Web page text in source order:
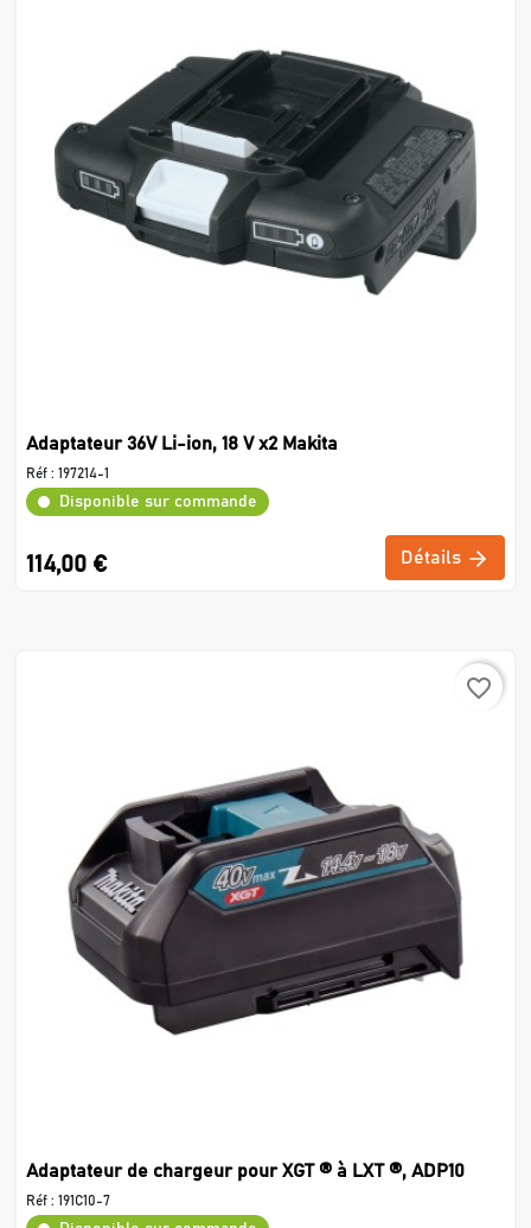
Adaptateur 36V Li-ion, 18 V x2 Makita
Réf : 197214-1
Disponible sur commande
114,00 € Détails
favorite_border
Adaptateur de chargeur pour XGT ® à LXT ®, ADP10
Réf : 191C10-7